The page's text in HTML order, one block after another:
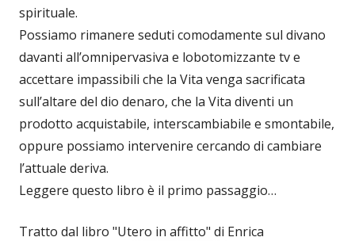
spirituale.
Possiamo rimanere seduti comodamente sul divano
davanti all’omnipervasiva e lobotomizzante tv e
accettare impassibili che la Vita venga sacrificata
sull’altare del dio denaro, che la Vita diventi un
prodotto acquistabile, interscambiabile e smontabile,
oppure possiamo intervenire cercando di cambiare
l’attuale deriva.
Leggere questo libro è il primo passaggio…
Tratto dal libro "Utero in affitto" di Enrica